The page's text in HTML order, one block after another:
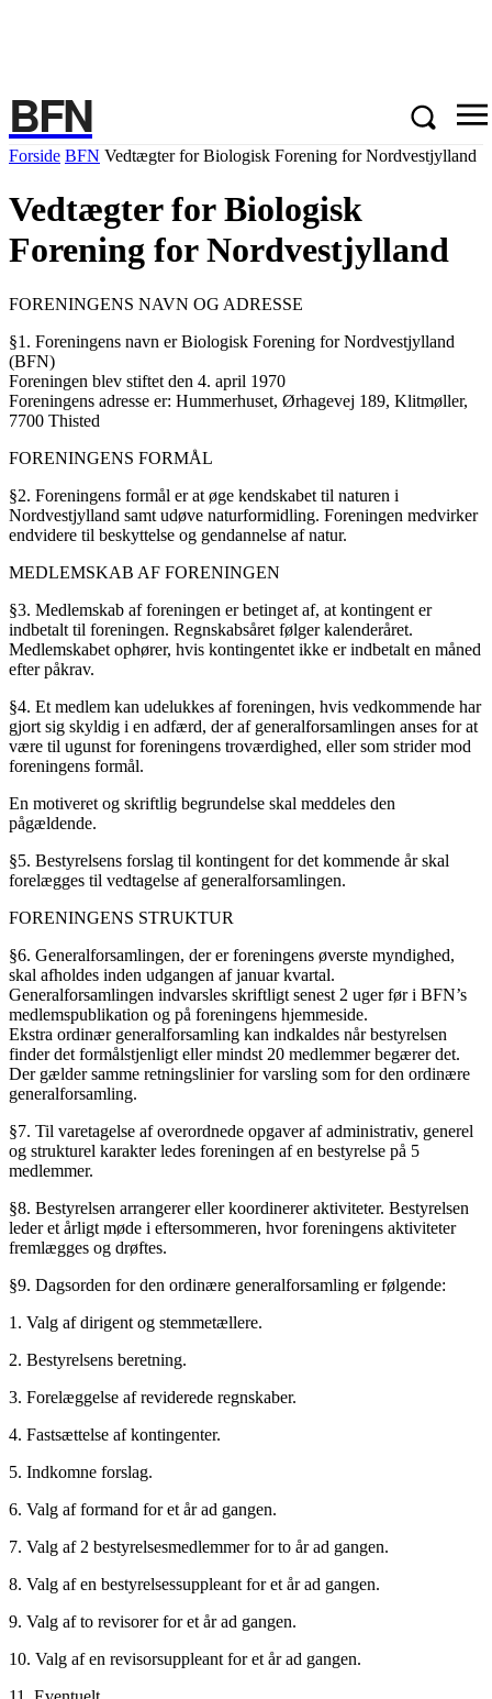
BFN
Forside BFN Vedtægter for Biologisk Forening for Nordvestjylland
Vedtægter for Biologisk
Forening for Nordvestjylland
FORENINGENS NAVN OG ADRESSE
§1. Foreningens navn er Biologisk Forening for Nordvestjylland
(BFN)
Foreningen blev stiftet den 4. april 1970
Foreningens adresse er: Hummerhuset, Ørhagevej 189, Klitmøller,
7700 Thisted
FORENINGENS FORMÅL
§2. Foreningens formål er at øge kendskabet til naturen i
Nordvestjylland samt udøve naturformidling. Foreningen medvirker
endvidere til beskyttelse og gendannelse af natur.
MEDLEMSKAB AF FORENINGEN
§3. Medlemskab af foreningen er betinget af, at kontingent er
indbetalt til foreningen. Regnskabsåret følger kalenderåret.
Medlemskabet ophører, hvis kontingentet ikke er indbetalt en måned
efter påkrav.
§4. Et medlem kan udelukkes af foreningen, hvis vedkommende har
gjort sig skyldig i en adfærd, der af generalforsamlingen anses for at
være til ugunst for foreningens troværdighed, eller som strider mod
foreningens formål.
En motiveret og skriftlig begrundelse skal meddeles den
pågældende.
§5. Bestyrelsens forslag til kontingent for det kommende år skal
forelægges til vedtagelse af generalforsamlingen.
FORENINGENS STRUKTUR
§6. Generalforsamlingen, der er foreningens øverste myndighed,
skal afholdes inden udgangen af januar kvartal.
Generalforsamlingen indvarsles skriftligt senest 2 uger før i BFN’s
medlemspublikation og på foreningens hjemmeside.
Ekstra ordinær generalforsamling kan indkaldes når bestyrelsen
finder det formålstjenligt eller mindst 20 medlemmer begærer det.
Der gælder samme retningslinier for varsling som for den ordinære
generalforsamling.
§7. Til varetagelse af overordnede opgaver af administrativ, generel
og strukturel karakter ledes foreningen af en bestyrelse på 5
medlemmer.
§8. Bestyrelsen arrangerer eller koordinerer aktiviteter. Bestyrelsen
leder et årligt møde i eftersommeren, hvor foreningens aktiviteter
fremlægges og drøftes.
§9. Dagsorden for den ordinære generalforsamling er følgende:
1. Valg af dirigent og stemmetællere.
2. Bestyrelsens beretning.
3. Forelæggelse af reviderede regnskaber.
4. Fastsættelse af kontingenter.
5. Indkomne forslag.
6. Valg af formand for et år ad gangen.
7. Valg af 2 bestyrelsesmedlemmer for to år ad gangen.
8. Valg af en bestyrelsessuppleant for et år ad gangen.
9. Valg af to revisorer for et år ad gangen.
10. Valg af en revisorsuppleant for et år ad gangen.